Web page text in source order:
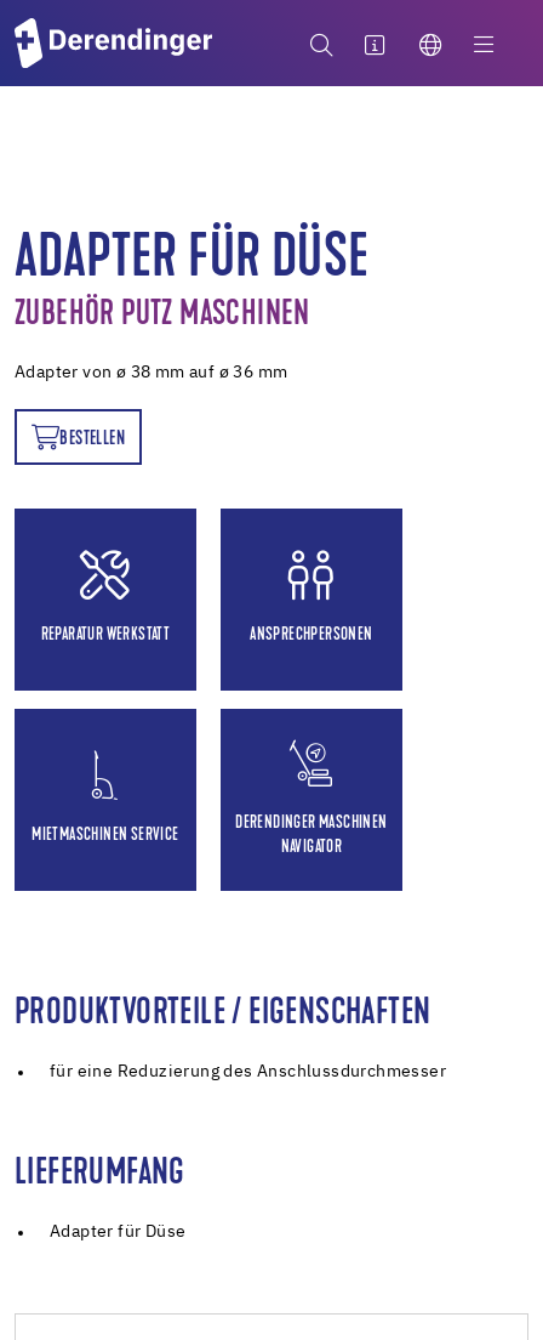
ADAPTER FÜR DÜSE
ZUBEHÖR PUTZ MASCHINEN
Adapter von ø 38 mm auf ø 36 mm
BESTELLEN
REPARATUR WERKSTATT ANSPRECHPERSONEN
MIETMASCHINEN SERVICE
DERENDINGER MASCHINEN
NAVIGATOR
PRODUKTVORTEILE / EIGENSCHAFTEN
für eine Reduzierung des Anschlussdurchmesser
LIEFERUMFANG
Adapter für Düse